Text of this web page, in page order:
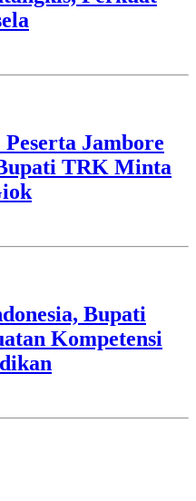
Jambore
TRK Minta
Bupati
Kompetensi